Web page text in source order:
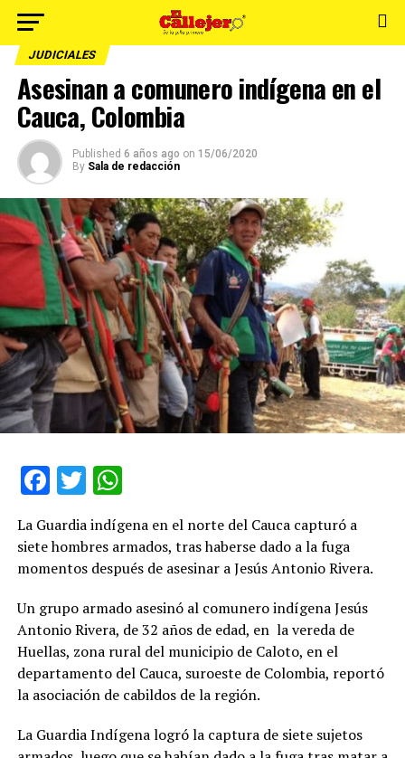
JUDICIALES
Asesinan a comunero indígena en el
Cauca, Colombia
Published 6 años ago on 15/06/2020
By Sala de redacción
Facebook
TwitterWhatsApp
La Guardia indígena en el norte del Cauca capturó a
siete hombres armados, tras haberse dado a la fuga
momentos después de asesinar a Jesús Antonio Rivera.
Un grupo armado asesinó al comunero indígena Jesús
Antonio Rivera, de 32 años de edad, en la vereda de
Huellas, zona rural del municipio de Caloto, en el
departamento del Cauca, suroeste de Colombia, reportó
la asociación de cabildos de la región.
La Guardia Indígena logró la captura de siete sujetos